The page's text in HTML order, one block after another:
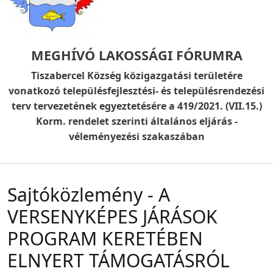
MEGHÍVÓ LAKOSSÁGI FÓRUMRA
Tiszabercel Község közigazgatási területére
vonatkozó településfejlesztési- és településrendezési
terv tervezetének egyeztetésére a 419/2021. (VII.15.)
Korm. rendelet szerinti általános eljárás -
véleményezési szakaszában
Sajtóközlemény - A
VERSENYKÉPES JÁRÁSOK
PROGRAM KERETÉBEN
ELNYERT TÁMOGATÁSRÓL